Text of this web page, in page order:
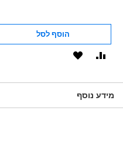
הוסף לסל
הוסף
מידע נוסף